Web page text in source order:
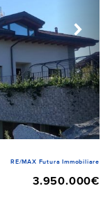
RE/MAX Futura Immobiliare
3.950.000€